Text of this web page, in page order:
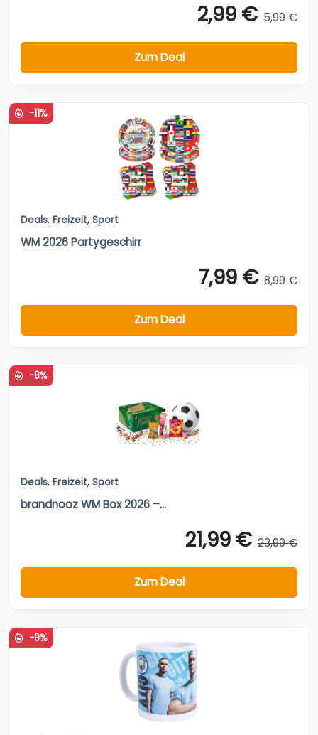
2,99 € 5,99 €
Zum Deal
-11%
Deals, Freizeit, Sport
WM 2026 Partygeschirr
7,99 € 8,99 €
Zum Deal
-8%
Deals, Freizeit, Sport
brandnooz WM Box 2026 –...
21,99 € 23,99 €
Zum Deal
-9%